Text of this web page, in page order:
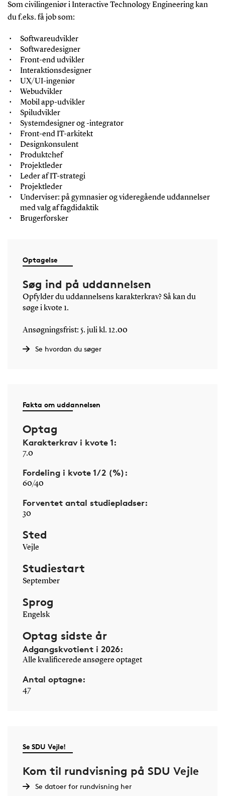
Som civilingeniør i Interactive Technology Engineering kan
du f.eks. få job som:
Softwareudvikler
Softwaredesigner
Front-end udvikler
Interaktionsdesigner
UX/UI-ingeniør
Webudvikler
Mobil app-udvikler
Spiludvikler
Systemdesigner og -integrator
Front-end IT-arkitekt
Designkonsulent
Produktchef
Projektleder
Leder af IT-strategi
Projektleder
Underviser: på gymnasier og videregående uddannelser
med valg af fagdidaktik
Brugerforsker
Optagelse
Søg ind på uddannelsen
Opfylder du uddannelsens karakterkrav? Så kan du
søge i kvote 1.
Ansøgningsfrist: 5. juli kl. 12.00
Se hvordan du søger
Fakta om uddannelsen
Optag
Karakterkrav i kvote 1:
7.0
Fordeling i kvote 1/2 (%):
60/40
Forventet antal studiepladser:
30
Sted
Vejle
Studiestart
September
Sprog
Engelsk
Optag sidste år
Adgangskvotient i 2026:
Alle kvalificerede ansøgere optaget
Antal optagne:
47
Se SDU Vejle!
Kom til rundvisning på SDU Vejle
Se datoer for rundvisning her